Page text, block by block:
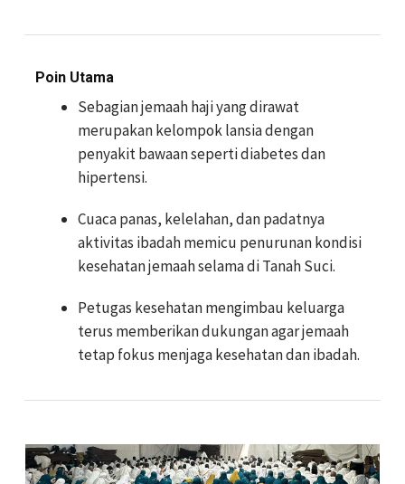
Poin Utama
Sebagian jemaah haji yang dirawat
merupakan kelompok lansia dengan
penyakit bawaan seperti diabetes dan
hipertensi.
Cuaca panas, kelelahan, dan padatnya
aktivitas ibadah memicu penurunan kondisi
kesehatan jemaah selama di Tanah Suci.
Petugas kesehatan mengimbau keluarga
terus memberikan dukungan agar jemaah
tetap fokus menjaga kesehatan dan ibadah.